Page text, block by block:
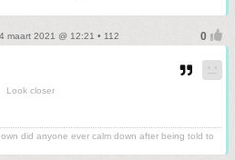
maart 2021 @ 12:21 • 112
Look closer
did anyone ever calm down after being told to